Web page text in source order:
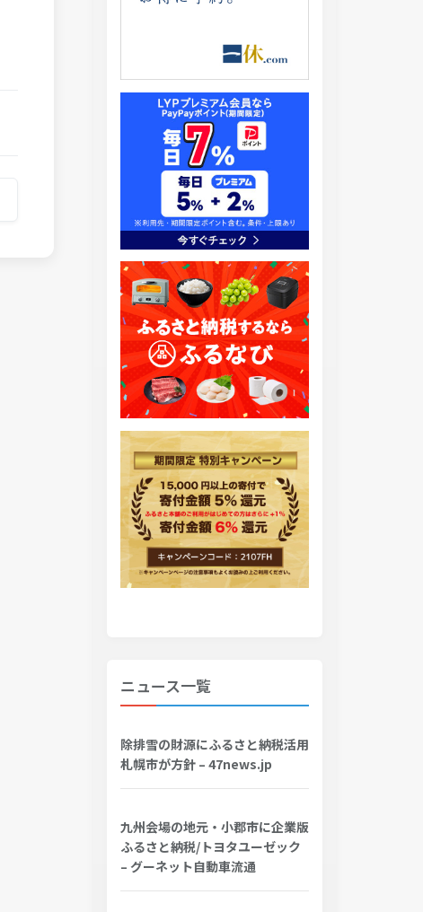
ニュース一覧
除排雪の財源にふるさと納税活用
札幌市が方針 – 47news.jp
九州会場の地元・小郡市に企業版
ふるさと納税/トヨタユーゼック
– グーネット自動車流通